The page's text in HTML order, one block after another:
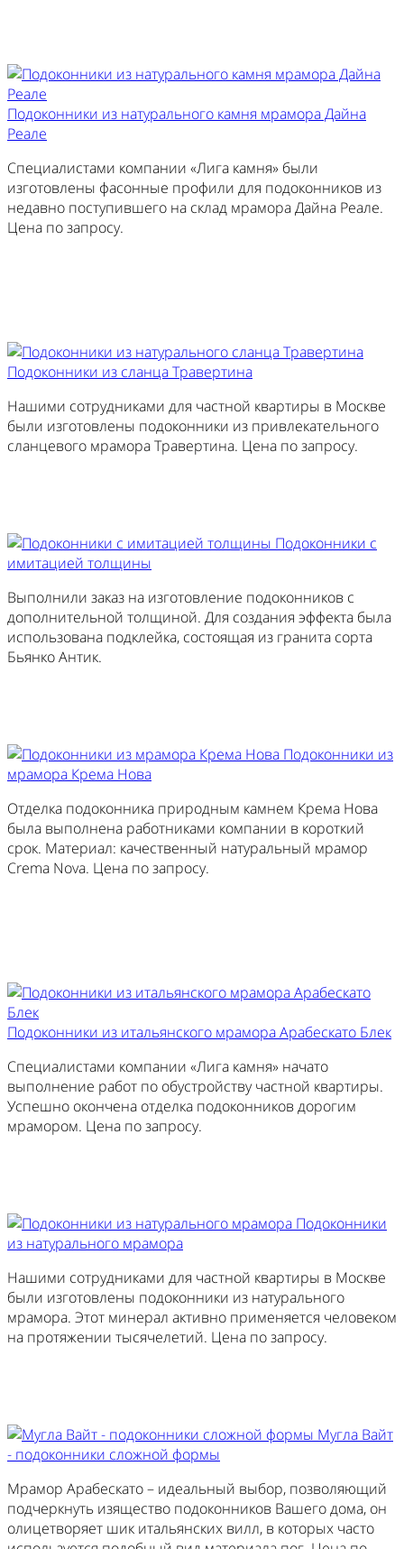
Подоконники из натурального камня мрамора Дайна
Реале
Специалистами компании «Лига камня» были
изготовлены фасонные профили для подоконников из
недавно поступившего на склад мрамора Дайна Реале.
Цена по запросу.
Подоконники из сланца Травертина
Нашими сотрудниками для частной квартиры в Москве
были изготовлены подоконники из привлекательного
сланцевого мрамора Травертина. Цена по запросу.
Подоконники с
имитацией толщины
Выполнили заказ на изготовление подоконников с
дополнительной толщиной. Для создания эффекта была
использована подклейка, состоящая из гранита сорта
Бьянко Антик.
Подоконники из
мрамора Крема Нова
Отделка подоконника природным камнем Крема Нова
была выполнена работниками компании в короткий
срок. Материал: качественный натуральный мрамор
Crema Nova. Цена по запросу.
Подоконники из итальянского мрамора Арабескато Блек
Специалистами компании «Лига камня» начато
выполнение работ по обустройству частной квартиры.
Успешно окончена отделка подоконников дорогим
мрамором. Цена по запросу.
Подоконники
из натурального мрамора
Нашими сотрудниками для частной квартиры в Москве
были изготовлены подоконники из натурального
мрамора. Этот минерал активно применяется человеком
на протяжении тысячелетий. Цена по запросу.
Мугла Вайт
- подоконники сложной формы
Мрамор Арабескато – идеальный выбор, позволяющий
подчеркнуть изящество подоконников Вашего дома, он
олицетворяет шик итальянских вилл, в которых часто